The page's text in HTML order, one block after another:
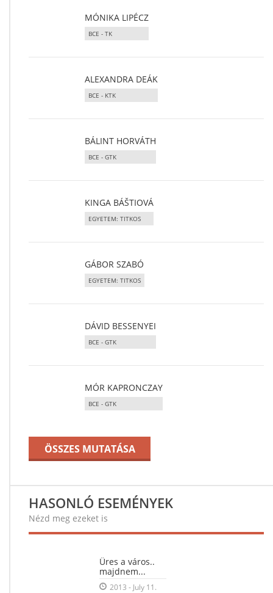
MÓNIKA LIPÉCZ
BCE - TK
ALEXANDRA DEÁK
BCE - KTK
BÁLINT HORVÁTH
BCE - GTK
KINGA BÁŠTIOVÁ
EGYETEM: TITKOS
GÁBOR SZABÓ
EGYETEM: TITKOS
DÁVID BESSENYEI
BCE - GTK
MÓR KAPRONCZAY
BCE - GTK
ÖSSZES MUTATÁSA
HASONLÓ ESEMÉNYEK
Nézd meg ezeket is
Üres a város..
majdnem...
2013 - July 11.